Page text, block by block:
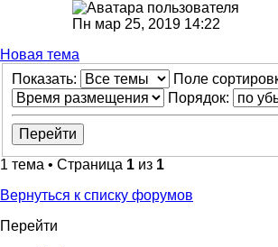
Пн мар 25, 2019 14:22
Новая тема
Показать:
Поле
Порядок:
1 тема • Страница 1 из 1
Вернуться к списку форумов
Перейти